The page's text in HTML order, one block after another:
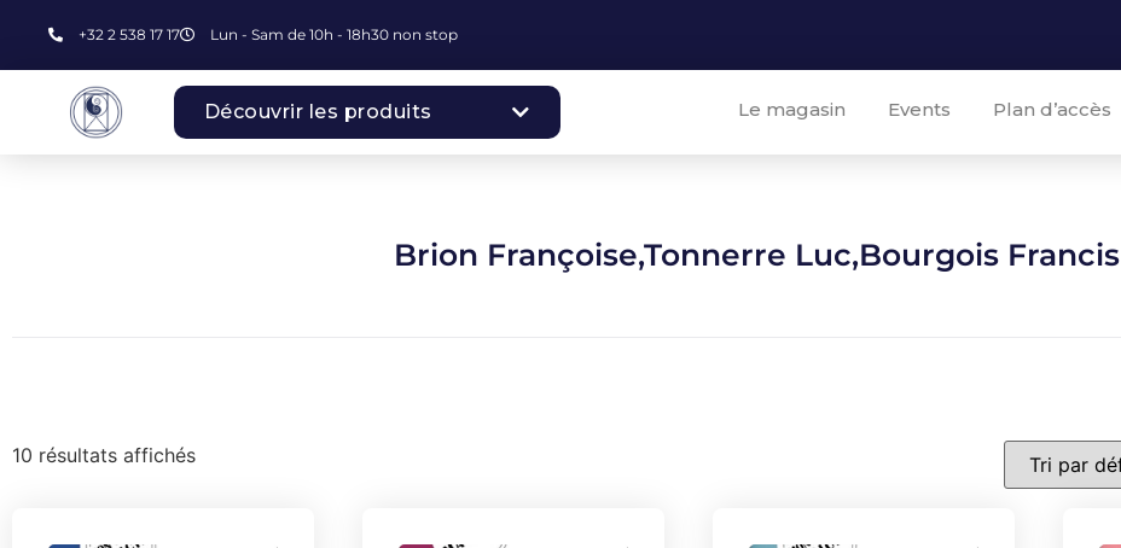
+32 2 538 17 17 Lun - Sam de 10h - 18h30 non stop
Découvrir les produits Le magasin Events Plan d’accès
Brion Françoise,Tonnerre Luc,Bourgois Francis
10 résultats affichés